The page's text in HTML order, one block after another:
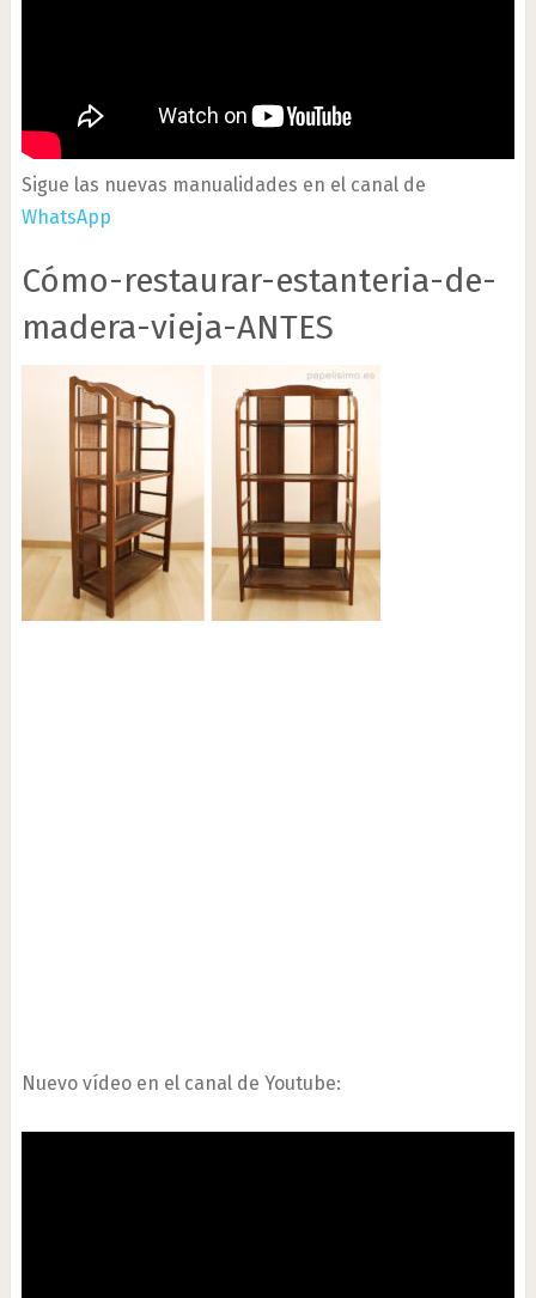
Sigue las nuevas manualidades en el canal de
WhatsApp
Cómo-restaurar-estanteria-de-
madera-vieja-ANTES
Nuevo vídeo en el canal de Youtube: